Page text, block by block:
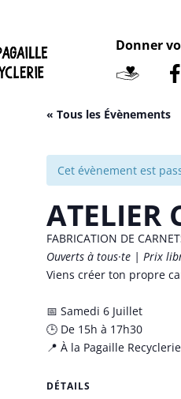
Donner
« Tous les Évènements
Cet évènement est
ATELIER
FABRICATION DE
Ouverts à tous·te | Prix
Viens créer ton propre
📅 Samedi 6 Juillet
🕒 De 15h à 17h30
📍 À la Pagaille Recyclerie
DÉTAILS